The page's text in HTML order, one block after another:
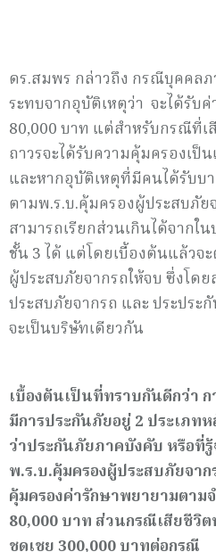
ดร.สมพร กล่าวถึง กรณีบุคคล
ระทบจากอุบัติเหตุว่า จะได้รับค่
80,000 บาท แต่สำหรับกรณีที่
ถาวรจะได้รับความคุ้มครองเป็
และหากอุบัติเหตุที่มีคนได้รับบ
ตามพ.ร.บ.คุ้มครองผู้ประสบภัย
สามารถเรียกส่วนเกินได้จากใ
ชั้น 3 ได้ แต่โดยเบื้องต้นแล้วจ
ผู้ประสบภัยจากรถให้จบ ซึ่งโด
ประสบภัยจากรถ และ ประปร
จะเป็นบริษัทเดียวกัน
เบื้องต้นเป็นที่ทราบกันดีกว่า
มีการประกันภัยอยู่2 ประเภท
ว่าประกันภัยภาคบังคับ หรือที่
พ.ร.บ.คุ้มครองผู้ประสบภัยจาก
คุ้มครองค่ารักษาพยายามตาม
80,000 บาท ส่วนกรณีเสียชีวิ
ชดเชย 300,000 บาทต่อกรณี